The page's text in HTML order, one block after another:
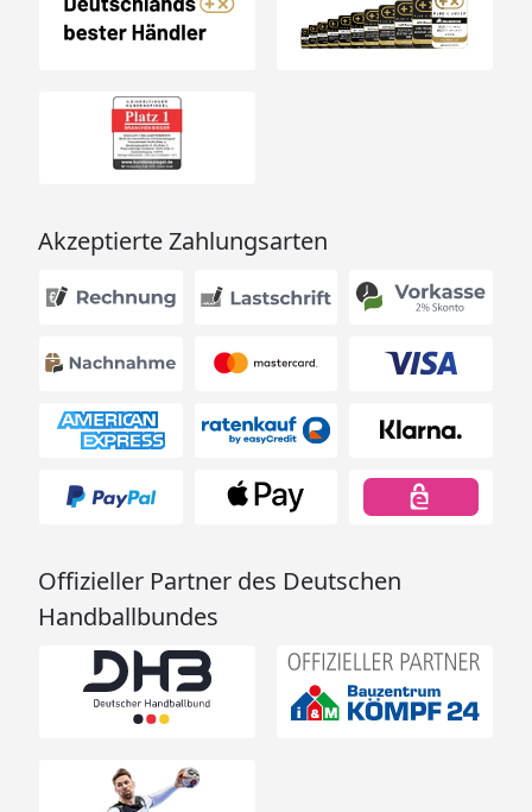
Akzeptierte Zahlungsarten
Offizieller Partner des Deutschen
Handballbundes